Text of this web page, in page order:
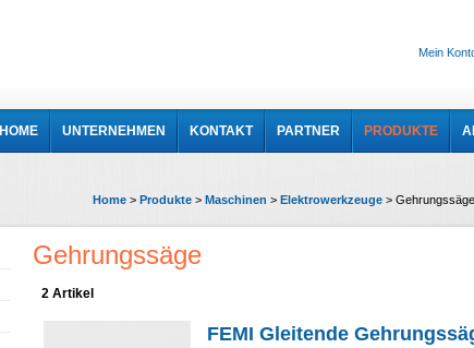
Mein
HOME UNTERNEHMEN KONTAKT PARTNER PRODUKTE
Home > Produkte > Maschinen > Elektrowerkzeuge > Gehrungssäge
Gehrungssäge
2 Artikel
FEMI Gleitende